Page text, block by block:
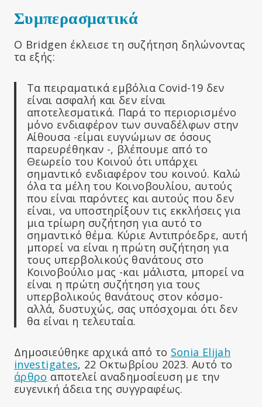
Συμπερασματικά
Ο Bridgen έκλεισε τη συζήτηση δηλώνοντας
τα εξής:
Τα πειραματικά εμβόλια Covid-19 δεν
είναι ασφαλή και δεν είναι
αποτελεσματικά. Παρά το περιορισμένο
μόνο ενδιαφέρον των συναδέλφων στην
Αίθουσα -είμαι ευγνώμων σε όσους
παρευρέθηκαν -, βλέπουμε από το
Θεωρείο του Κοινού ότι υπάρχει
σημαντικό ενδιαφέρον του κοινού. Καλώ
όλα τα μέλη του Κοινοβουλίου, αυτούς
που είναι παρόντες και αυτούς που δεν
είναι, να υποστηρίξουν τις εκκλήσεις για
μια τρίωρη συζήτηση για αυτό το
σημαντικό θέμα. Κύριε Αντιπρόεδρε, αυτή
μπορεί να είναι η πρώτη συζήτηση για
τους υπερβολικούς θανάτους στο
Κοινοβούλιο μας -και μάλιστα, μπορεί να
είναι η πρώτη συζήτηση για τους
υπερβολικούς θανάτους στον κόσμο-
αλλά, δυστυχώς, σας υπόσχομαι ότι δεν
θα είναι η τελευταία.
Δημοσιεύθηκε αρχικά από το Sonia Elijah
investigates, 22 Οκτωβρίου 2023. Αυτό το
άρθρο αποτελεί αναδημοσίευση με την
ευγενική άδεια της συγγραφέως.